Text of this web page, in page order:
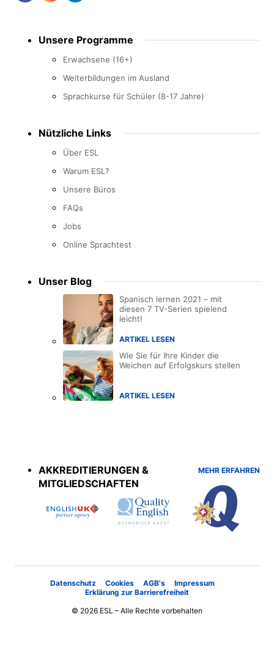
menu Unsere Programme
Erwachsene (16+)
Weiterbildungen im Ausland
Sprachkurse für Schüler (8-17 Jahre)
Nützliche Links
Über ESL
Warum ESL?
Unsere Büros
FAQs
Jobs
Online Sprachtest
Unser Blog
Spanisch lernen 2021 – mit
diesen 7 TV-Serien spielend
leicht!
ARTIKEL LESEN
Wie Sie für Ihre Kinder die
Weichen auf Erfolgskurs stellen
ARTIKEL LESEN
AKKREDITIERUNGEN &
MITGLIEDSCHAFTEN
MEHR ERFAHREN
Datenschutz Cookies AGB's
Impressum
Erklärung zur Barrierefreiheit
© 2026 ESL – Alle Rechte vorbehalten